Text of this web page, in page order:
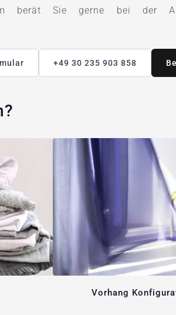
berät Sie gerne bei der
+49 30 235 903 858
Vorhang